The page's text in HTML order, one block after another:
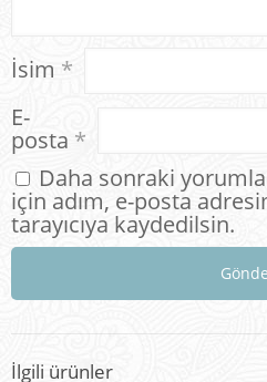
İsim *
E-
posta *
Daha sonraki
için adım, e-posta
tarayıcıya kaydedilsin.
İlgili ürünler